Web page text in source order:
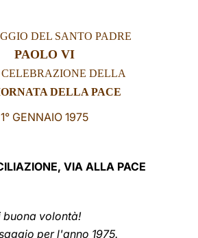
DEL SANTO PADRE
PAOLO VI
CELEBRAZIONE DELLA
DELLA PACE
1° GENNAIO 1975
VIA ALLA PACE
buona volontà!
per l'anno 1975.